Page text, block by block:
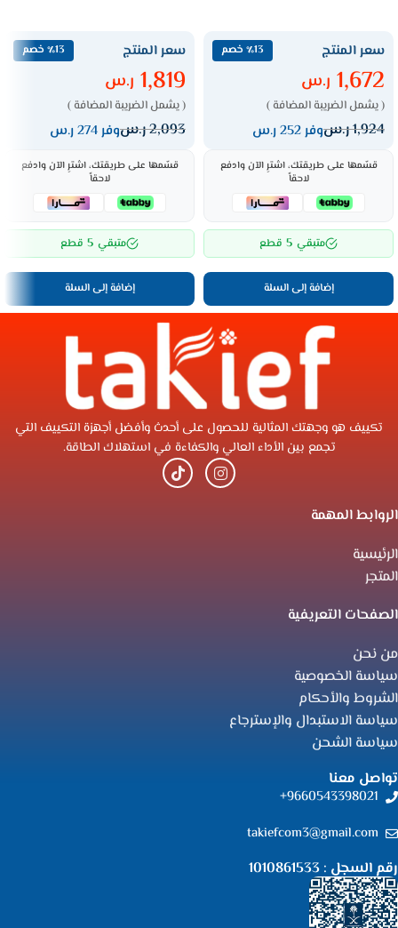
سعر المنتج ٪13 خصم
1,672 ر.س
( يشمل الضريبة المضافة )
1,924ر.سوفر 252 ر.س
قسّمها على طريقتك، اشترِ الآن وادفع
لاحقاً
متبقي 5 قطع
إضافة إلى السلة
سعر المنتج ٪13 خصم
1,819 ر.س
( يشمل الضريبة المضافة )
2,093ر.سوفر 274 ر.س
قسّمها على طريقتك، اشترِ الآن وادفع
لاحقاً
متبقي 5 قطع
إضافة إلى السلة
تكييف هو وجهتك المثالية للحصول على أحدث وأفضل أجهزة التكييف التي
تجمع بين الأداء العالي والكفاءة في استهلاك الطاقة.
الروابط المهمة
الرئيسية
المتجر
الصفحات التعريفية
من نحن
سياسة الخصوصية
الشروط والأحكام
سياسة الاستبدال والإسترجاع
سياسة الشحن
تواصل معنا
9660543398021+
takiefcom3@gmail.com
رقم السجل : 1010861533